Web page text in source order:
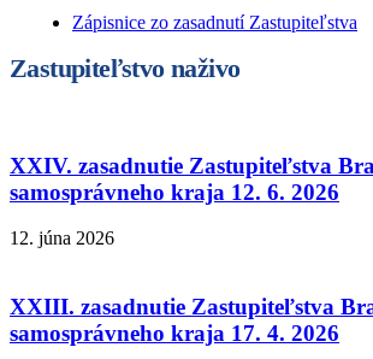
Zápisnice zo zasadnutí Zastupiteľstva
Zastupiteľstvo naživo
XXIV. zasadnutie Zastupiteľstva
samosprávneho kraja 12. 6. 2026
12. júna 2026
XXIII. zasadnutie Zastupiteľstva
samosprávneho kraja 17. 4. 2026